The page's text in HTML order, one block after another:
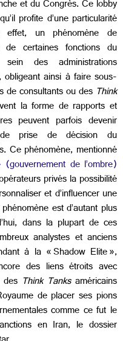
et du Congrès. Ce lobby
profite d’une particularité
effet, un phénomène de
certaines fonctions du
des administrations
ainsi à faire sous-
de consultants ou des Think
la forme de rapports et
peuvent parfois devenir
prise de décision du
Ce phénomène, mentionné
de l’ombre)
privés la possibilité
et d’influencer une
est d’autant plus
dans la plupart de ces
analystes et anciens
à la « Shadow Elite »,
des liens étroits avec
Think Tanksaméricains
de placer ses pions
comme ce fut le
en Iran, le dossier